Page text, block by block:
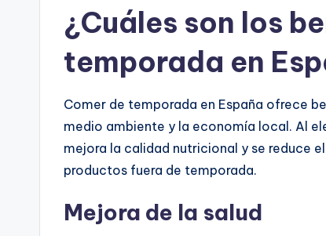
¿Cuáles son los
temporada en
Comer de temporada en España ofrece
medio ambiente y la economía local. Al
mejora la calidad nutricional y se reduce
productos fuera de temporada.
Mejora de la salud